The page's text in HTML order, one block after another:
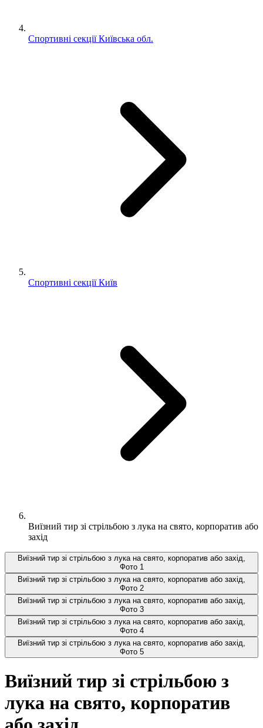
Спортивні секції Київська обл.
Спортивні секції Київ
Виїзний тир зі стрільбою з лука на свято, корпоратив або
захід
Виїзний тир зі стрільбою з лука на свято, корпоратив або захід,
Фото 1
Виїзний тир зі стрільбою з лука на свято, корпоратив або захід,
Фото 2
Виїзний тир зі стрільбою з лука на свято, корпоратив або захід,
Фото 3
Виїзний тир зі стрільбою з лука на свято, корпоратив або захід,
Фото 4
Виїзний тир зі стрільбою з лука на свято, корпоратив або захід,
Фото 5
Виїзний тир зі стрільбою з
лука на свято, корпоратив